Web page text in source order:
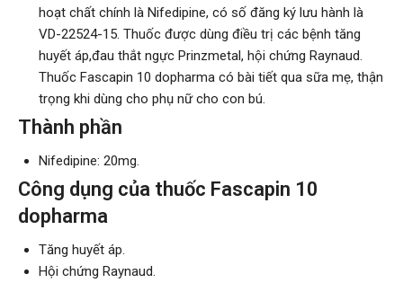
hoạt chất chính là Nifedipine, có số đăng ký lưu hành là
VD-22524-15. Thuốc được dùng điều trị các bệnh tăng
huyết áp,đau thắt ngực Prinzmetal, hội chứng Raynaud.
Thuốc Fascapin 10 dopharma có bài tiết qua sữa mẹ, thận
trọng khi dùng cho phụ nữ cho con bú.
Thành phần
Nifedipine: 20mg.
Công dụng của thuốc Fascapin 10
dopharma
Tăng huyết áp.
Hội chứng Raynaud.